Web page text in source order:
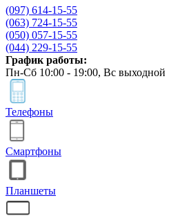
(097) 614-15-55
(063) 724-15-55
(050) 057-15-55
(044) 229-15-55
График работы:
Пн-Сб 10:00 - 19:00, Вс выходной
Телефоны
Смартфоны
Планшеты